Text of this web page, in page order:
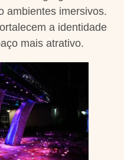
ambientes imersivos.
a identidade
mais atrativo.